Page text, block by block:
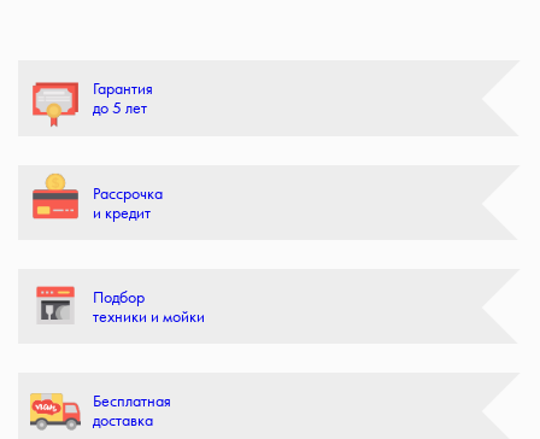
Гарантия
до 5 лет
Рассрочка
и кредит
Подбор
техники и мойки
Бесплатная
доставка